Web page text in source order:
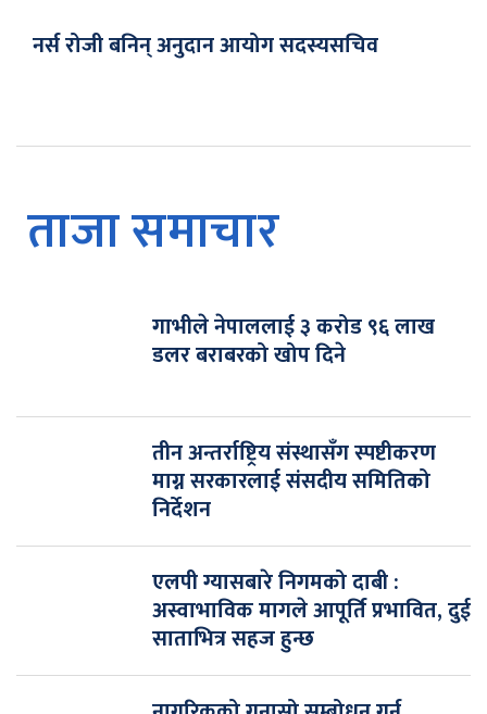
नर्स रोजी बनिन् अनुदान आयोग सदस्यसचिव
ताजा समाचार
गाभीले नेपाललाई ३ करोड ९६ लाख
डलर बराबरको खोप दिने
तीन अन्तर्राष्ट्रिय संस्थासँग स्पष्टीकरण
माग्न सरकारलाई संसदीय समितिको
निर्देशन
एलपी ग्यासबारे निगमको दाबी :
अस्वाभाविक मागले आपूर्ति प्रभावित, दुई
साताभित्र सहज हुन्छ